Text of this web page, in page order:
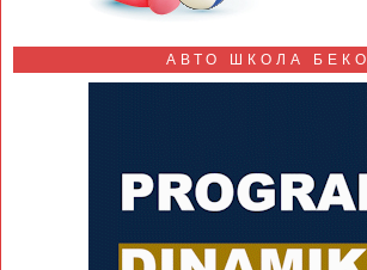
АВТО ШКОЛА БЕКО